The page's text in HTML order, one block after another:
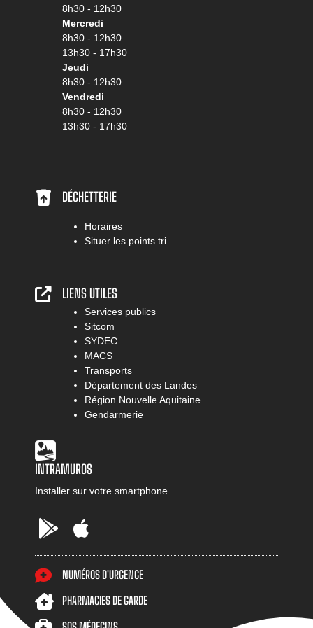
8h30 - 12h30
Mercredi
8h30 - 12h30
13h30 - 17h30
Jeudi
8h30 - 12h30
Vendredi
8h30 - 12h30
13h30 - 17h30
DÉCHETTERIE
Horaires
Situer les points tri
LIENS UTILES
Services publics
Sitcom
SYDEC
MACS
Transports
Département des Landes
Région Nouvelle Aquitaine
Gendarmerie
INTRAMUROS
Installer sur votre smartphone
Google
Play
NUMÉROS D'URGENCE
PHARMACIES DE GARDE